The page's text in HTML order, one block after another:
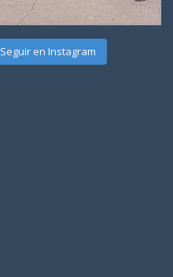
Seguir en Instagram